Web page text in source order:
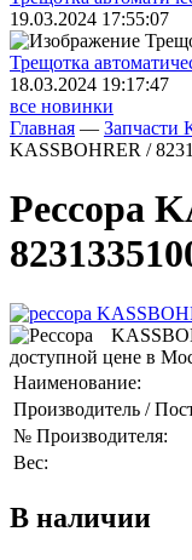
19.03.2024 17:55:07
Трещoтка
18.03.2024 19:17:47
все новинки
Главная — Запчасти
KASSBOHRER /
Рессора
Наименование:
Производитель /
№ Производителя:
Вес:
В наличии